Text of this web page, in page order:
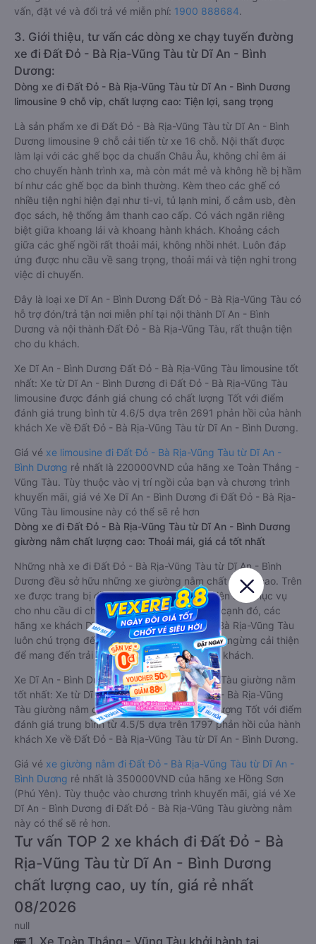
vấn, đặt vé và đổi trả vé miễn phí: 1900 888684.
3. Giới thiệu, tư vấn các dòng xe chạy tuyến đường
xe đi Đất Đỏ - Bà Rịa-Vũng Tàu từ Dĩ An - Bình
Dương:
Dòng xe đi Đất Đỏ - Bà Rịa-Vũng Tàu từ Dĩ An - Bình Dương
limousine 9 chỗ vip, chất lượng cao: Tiện lợi, sang trọng
Là sản phẩm xe đi Đất Đỏ - Bà Rịa-Vũng Tàu từ Dĩ An - Bình
Dương limousine 9 chỗ cải tiến từ xe 16 chỗ. Nội thất được
làm lại với các ghế bọc da chuẩn Châu Âu, không chỉ êm ái
cho chuyến hành trình xa, mà còn mát mẻ và không hề bị hầm
bí như các ghế bọc da bình thường. Kèm theo các ghế có
nhiều tiện nghi hiện đại như ti-vi, tủ lạnh mini, ổ cắm usb, đèn
đọc sách, hệ thống âm thanh cao cấp. Có vách ngăn riêng
biệt giữa khoang lái và khoang hành khách. Khoảng cách
giữa các ghế ngồi rất thoải mái, không nhồi nhét. Luôn đáp
ứng được nhu cầu về sang trọng, thoải mái và tiện nghi trong
việc di chuyển.
Đây là loại xe Dĩ An - Bình Dương Đất Đỏ - Bà Rịa-Vũng Tàu có
hỗ trợ đón/trả tận nơi miễn phí tại nội thành Dĩ An - Bình
Dương và nội thành Đất Đỏ - Bà Rịa-Vũng Tàu, rất thuận tiện
cho du khách.
Xe Dĩ An - Bình Dương Đất Đỏ - Bà Rịa-Vũng Tàu limousine tốt
nhất: Xe từ Dĩ An - Bình Dương đi Đất Đỏ - Bà Rịa-Vũng Tàu
limousine được đánh giá chung có chất lượng Tốt với điểm
đánh giá trung bình từ 4.6/5 dựa trên 2691 phản hồi của hành
khách Xe về Đất Đỏ - Bà Rịa-Vũng Tàu từ Dĩ An - Bình Dương.
Giá vé xe limousine đi Đất Đỏ - Bà Rịa-Vũng Tàu từ Dĩ An -
Bình Dương rẻ nhất là 220000VND của hãng xe Toàn Thắng -
Vũng Tàu. Tùy thuộc vào vị trí ngồi của bạn và chương trình
khuyến mãi, giá vé Xe Dĩ An - Bình Dương đi Đất Đỏ - Bà Rịa-
Vũng Tàu limousine này có thể sẽ rẻ hơn
Dòng xe đi Đất Đỏ - Bà Rịa-Vũng Tàu từ Dĩ An - Bình Dương
giường nằm chất lượng cao: Thoải mái, giá cả tốt nhất
Những nhà xe đi Đất Đỏ - Bà Rịa-Vũng Tàu từ Dĩ An - Bình
Dương đều sở hữu những xe giường nằm chất lượng cao. Trên
xe được trang bị đầy đủ các trang thiết bị hiện đại phục vụ
cho nhu cầu di chuyển của hành khách. Bên cạnh đó, các
hãng xe khách Dĩ An - Bình Dương Đất Đỏ - Bà Rịa-Vũng Tàu
luôn chú trọng đến chất lượng dịch vụ, không ngừng cải thiện
để mang đến trải nghiệm hoàn hảo cho hành khách.
Xe Dĩ An - Bình Dương Đất Đỏ - Bà Rịa-Vũng Tàu giường nằm
tốt nhất: Xe từ Dĩ An - Bình Dương đi Đất Đỏ - Bà Rịa-Vũng
Tàu giường nằm được đánh giá chung chất lượng Tốt với điểm
đánh giá trung bình từ 4.5/5 dựa trên 1797 phản hồi của hành
khách Xe về Đất Đỏ - Bà Rịa-Vũng Tàu từ Dĩ An - Bình Dương.
Giá vé xe giường nằm đi Đất Đỏ - Bà Rịa-Vũng Tàu từ Dĩ An -
Bình Dương rẻ nhất là 350000VND của hãng xe Hồng Sơn
(Phú Yên). Tùy thuộc vào chương trình khuyến mãi, giá vé Xe
Dĩ An - Bình Dương đi Đất Đỏ - Bà Rịa-Vũng Tàu giường nằm
này có thể sẽ rẻ hơn.
Tư vấn TOP 2 xe khách đi Đất Đỏ - Bà
Rịa-Vũng Tàu từ Dĩ An - Bình Dương
chất lượng cao, uy tín, giá rẻ nhất
08/2026
null
🚌 1. Xe Toàn Thắng - Vũng Tàu khởi hành tại